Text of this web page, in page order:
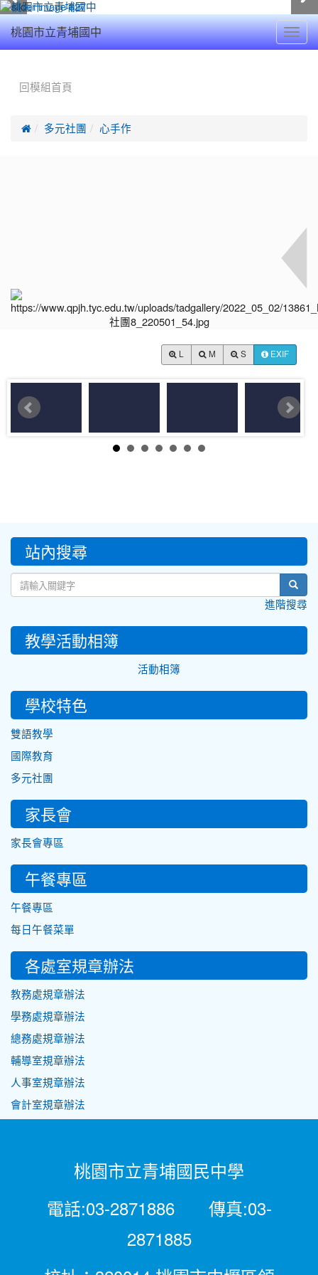
桃園市立青埔國中
回模組首頁
 多元社團 心手作
M S EXIF
::: 站內搜尋
進階搜尋
教學活動相簿
活動相簿
學校特色
雙語教學
國際教育
多元社團
家長會
家長會專區
午餐專區
午餐專區
每日午餐菜單
各處室規章辦法
教務處規章辦法
學務處規章辦法
總務處規章辦法
輔導室規章辦法
人事室規章辦法
會計室規章辦法
桃園市立青埔國民中學
電話:03-2871886 傳真:03-
2871885